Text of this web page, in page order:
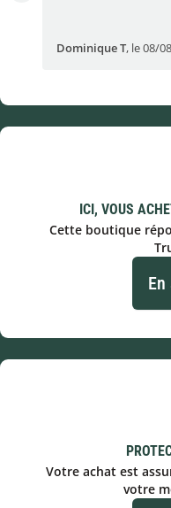
Dominique T, le 08/
ICI, VOUS
Cette boutique
Votre achat est
votre